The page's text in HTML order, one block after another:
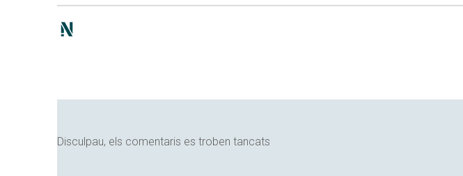
Disculpau, els comentaris es troben tancats